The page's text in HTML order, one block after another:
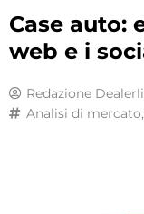
Case auto:
web e i
Redazione
Analisi di mercato,